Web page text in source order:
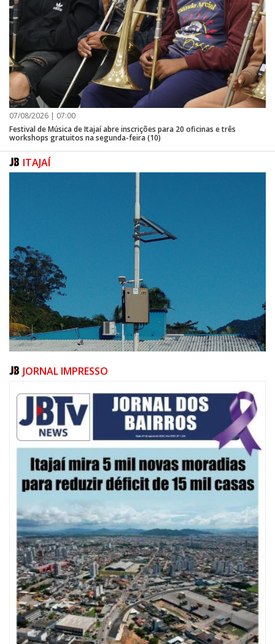
Com o propósito de preservar os recursos naturais de Santa Catarina,
promover o desenvolvimento sustentável e equilibrar a proteção
ambiental com o progresso socioeconômico, o IMA, ao completar meio
século de história, reafirma seu compromisso com a excelência na
gestão ambiental e com a construção de um futuro ainda melhor para
todos os catarinenses.
07/08/2026 | 07:00
Festival de Música de Itajaí abre inscrições para 20 oficinas e três
workshops gratuitos na segunda-feira (10)
ITAJAÍ
07/08/2026 | 10:15
Defesa Civil de Itajaí e Univali ampliam monitoramento das marés com
novo marégrafo
NAVEGANTES
JORNAL IMPRESSO